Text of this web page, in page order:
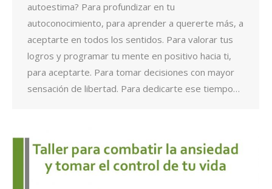
autoestima? Para profundizar en tu
autoconocimiento, para aprender a quererte más, a
aceptarte en todos los sentidos. Para valorar tus
logros y programar tu mente en positivo hacia ti,
para aceptarte. Para tomar decisiones con mayor
sensación de libertad. Para dedicarte ese tiempo…